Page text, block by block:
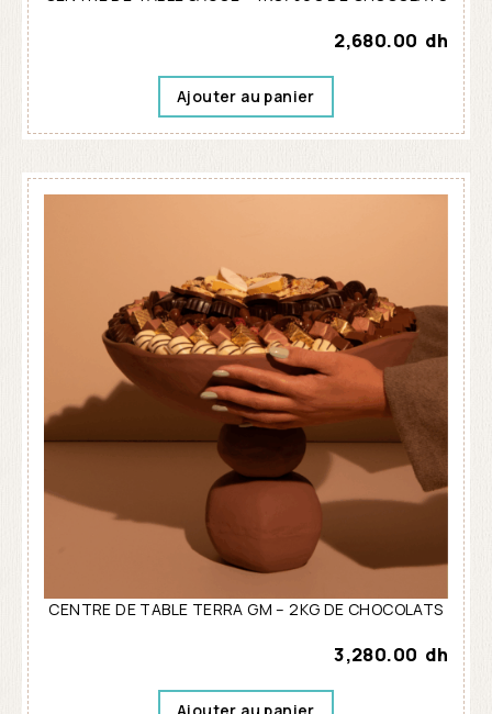
2,680.00 dh
Ajouter au panier
CENTRE DE TABLE TERRA GM – 2KG DE CHOCOLATS
3,280.00 dh
Ajouter au panier